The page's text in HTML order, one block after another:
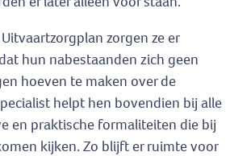
zorgen ze er
hun nabestaanden zich geen
hoeven te maken over de
helpt hen bovendien bij alle
en praktische formaliteiten die bij
kijken. Zo blijft er ruimte voor